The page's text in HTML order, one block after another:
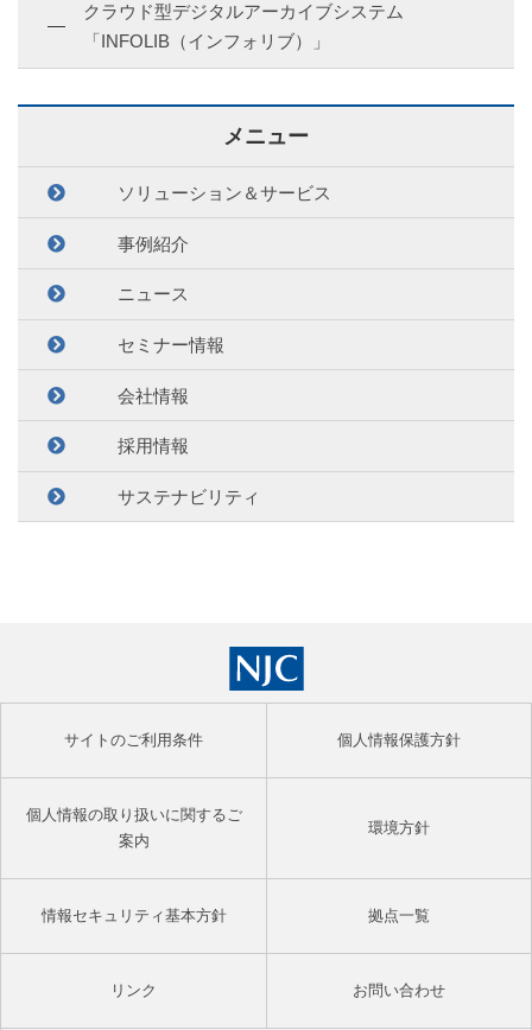
クラウド型デジタルアーカイブシステム
「INFOLIB（インフォリブ）」
メニュー
ソリューション＆サービス
事例紹介
ニュース
セミナー情報
会社情報
採用情報
サステナビリティ
サイトのご利用条件 個人情報保護方針
個人情報の取り扱いに関するご
案内
環境方針
情報セキュリティ基本方針 拠点一覧
リンク お問い合わせ